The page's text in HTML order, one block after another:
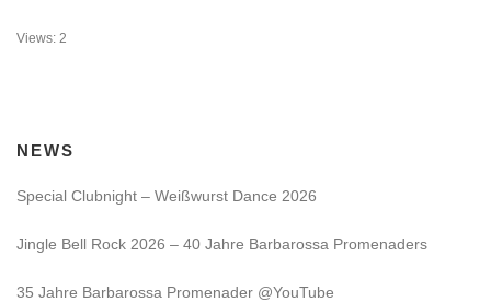
Views: 2
NEWS
Special Clubnight – Weißwurst Dance 2026
Jingle Bell Rock 2026 – 40 Jahre Barbarossa Promenaders
35 Jahre Barbarossa Promenader @YouTube